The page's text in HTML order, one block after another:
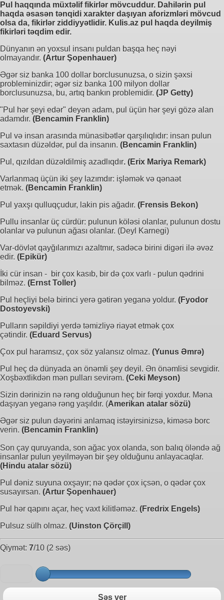
Pul haqqında müxtəlif fikirlər mövcuddur. Dahilərin pul
haqda əsasən tənqidi xarakter daşıyan aforizmləri mövcud
olsa da, fikirlər ziddiyyətlidir. Kulis.az pul haqda deyilmiş
fikirləri təqdim edir.
Dünyanın ən yoxsul insanı puldan başqa heç nəyi
olmayandır. (Artur Şopenhauer)
Əgər siz banka 100 dollar borclusunuzsa, o sizin şəxsi
probleminizdir; əgər siz banka 100 milyon dollar
borclusunuzsa, bu, artıq bankın problemidir. (JP Getty)
"Pul hər şeyi edər" deyən adam, pul üçün hər şeyi gözə alan
adamdır. (Bencamin Franklin)
Pul və insan arasında münasibətlər qarşılıqlıdır: insan pulun
saxtasın düzəldər, pul da insanın. (Bencamin Franklin)
Pul, qızıldan düzəldilmiş azadlıqdır. (Erix Mariya Remark)
Varlanmaq üçün iki şey lazımdır: işləmək və qənaət
etmək. (Bencamin Franklin)
Pul yaxşı qulluqçudur, lakin pis ağadır. (Frensis Bekon)
Pullu insanlar üç cürdür: pulunun köləsi olanlar, pulunun dostu
olanlar və pulunun ağası olanlar. (Deyl Karnegi)
Var-dövlət qayğılarımızı azaltmır, sadəcə birini digəri ilə əvəz
edir. (Epikür)
İki cür insan - bir çox kasıb, bir də çox varlı - pulun qədrini
bilməz. (Ernst Toller)
Pul heçliyi belə birinci yerə gətirən yeganə yoldur. (Fyodor
Dostoyevski)
Pulların səpildiyi yerdə təmizliyə riayət etmək çox
çətindir. (Eduard Servus)
Çox pul haramsız, çox söz yalansız olmaz. (Yunus Əmrə)
Pul heç də dünyada ən önəmli şey deyil. Ən önəmlisi sevgidir.
Xoşbəxtlikdən mən pulları sevirəm. (Ceki Meyson)
Sizin dərinizin nə rəng olduğunun heç bir fərqi yoxdur. Məna
daşıyan yeganə rəng yaşıldır. (Amerikan atalar sözü)
Əgər siz pulun dəyərini anlamaq istəyirsinizsə, kiməsə borc
verin. (Bencamin Franklin)
Son çay quruyanda, son ağac yox olanda, son balıq öləndə ağ
insanlar pulun yeyilməyən bir şey olduğunu anlayacaqlar.
(Hindu atalar sözü)
Pul dəniz suyuna oxşayır; nə qədər çox içsən, o qədər çox
susayırsan. (Artur Şopenhauer)
Pul hər qapını açar, heç vaxt kilitləməz. (Fredrix Engels)
Pulsuz sülh olmaz. (Uinston Çörçill)
Qiymət: 7/10 (2 səs)
Səs ver